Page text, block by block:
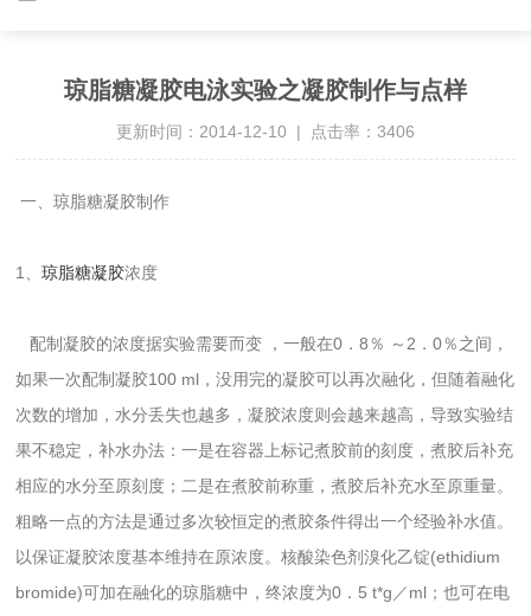
琼脂糖凝胶电泳实验之凝胶制作与点样
更新时间：2014-12-10 | 点击率：3406
一、琼脂糖凝胶制作
1、琼脂糖凝胶浓度
配制凝胶的浓度据实验需要而变 ，一般在0．8％ ～2．0％之间，
如果一次配制凝胶100 ml，没用完的凝胶可以再次融化，但随着融化
次数的增加，水分丢失也越多，凝胶浓度则会越来越高，导致实验结
果不稳定，补水办法：一是在容器上标记煮胶前的刻度，煮胶后补充
相应的水分至原刻度；二是在煮胶前称重，煮胶后补充水至原重量。
粗略一点的方法是通过多次较恒定的煮胶条件得出一个经验补水值。
以保证凝胶浓度基本维持在原浓度。核酸染色剂溴化乙锭(ethidium
bromide)可加在融化的琼脂糖中，终浓度为0．5 t*g／ml；也可在电